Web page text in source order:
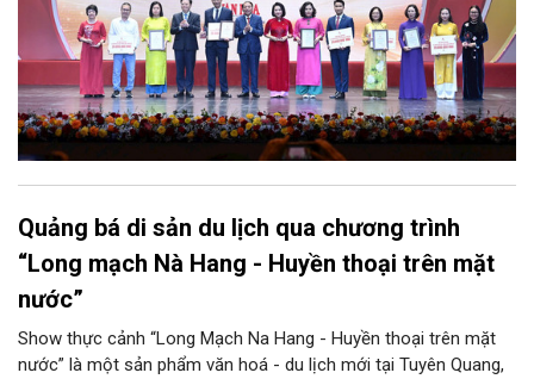
cao chất lượng báo chí trong thời đại mới.
Quảng bá di sản du lịch qua chương trình
“Long mạch Nà Hang - Huyền thoại trên mặt
nước”
Show thực cảnh “Long Mạch Na Hang - Huyền thoại trên mặt
nước” là một sản phẩm văn hoá - du lịch mới tại Tuyên Quang,